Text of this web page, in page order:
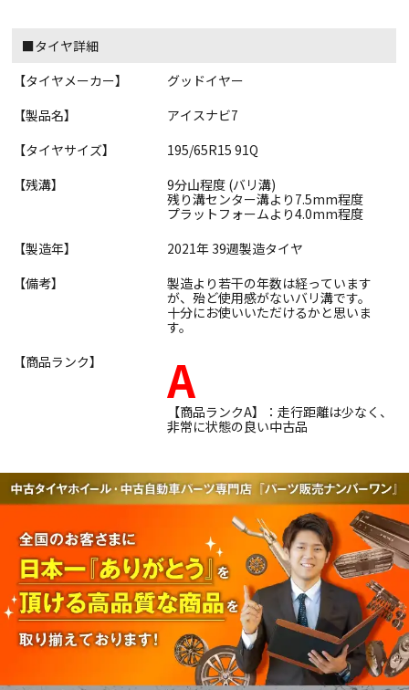
■タイヤ詳細
【タイヤメーカー】
グッドイヤー
【製品名】
アイスナビ7
【タイヤサイズ】
195/65R15 91Q
【残溝】
9分山程度 (バリ溝)
残り溝センター溝より7.5mm程度
プラットフォームより4.0mm程度
【製造年】
2021年 39週製造タイヤ
【備考】
製造より若干の年数は経っています
が、殆ど使用感がないバリ溝です。
十分にお使いいただけるかと思いま
す。
【商品ランク】
A
【商品ランクA】：走行距離は少なく、
非常に状態の良い中古品